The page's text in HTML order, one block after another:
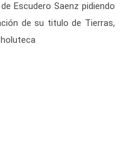
Escudero Saenz pidiendo
de su titulo de Tierras,